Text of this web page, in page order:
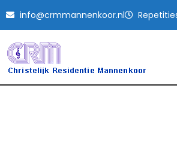
info@crmmannenkoor.nl